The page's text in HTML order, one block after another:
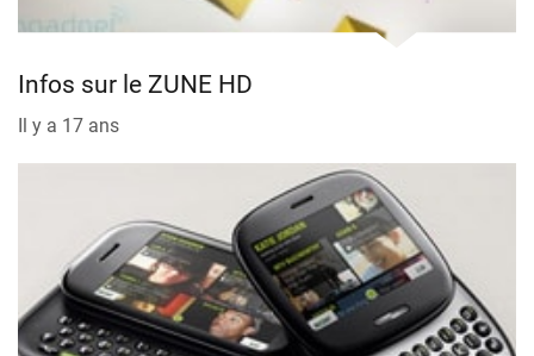
Infos sur le ZUNE HD
Il y a 17 ans